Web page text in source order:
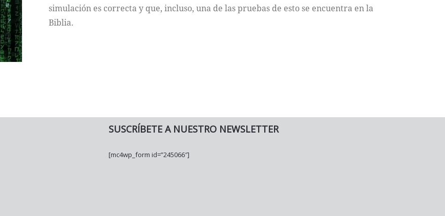
simulación es correcta y que, incluso, una de las pruebas de esto se encuentra en la
Biblia.
SUSCRÍBETE A NUESTRO NEWSLETTER
[mc4wp_form id=”245066″]